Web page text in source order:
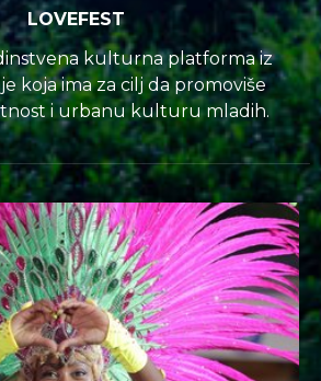
LOVEFEST
kulturna platforma iz
koja ima za cilj da promoviše
i urbanu kulturu mladih.